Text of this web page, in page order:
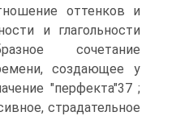
оттенков и
и глагольности
сочетание
создающее у
"перфекта"37 ;
страдательное